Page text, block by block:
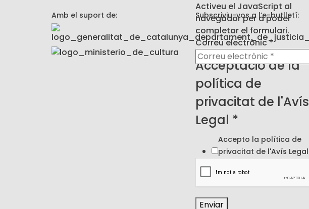
Amb el suport de: Subscriviu-vos a l’e-butlletí:
Activeu el JavaScript al
navegador per a poder
completar el formulari.
de
electrònic
l'Avís
Correu electrònic*
Acceptació de la
política de
privacitat de l'Avís
Legal *
Accepto la política de
privacitat de l'Avís Legal
Enviar